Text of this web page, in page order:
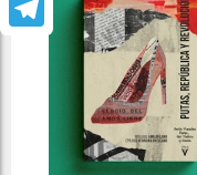
Telegram